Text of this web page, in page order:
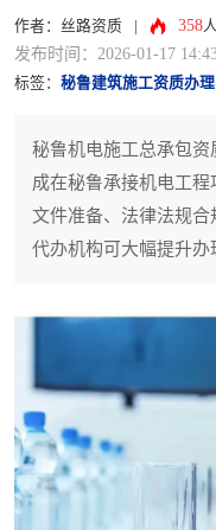
作者：丝路资质 358
发布时间：2026-01-17
标签： 秘鲁建筑施工资质办理
秘鲁机电施工总承包
成在秘鲁承接机电工
文件准备、法律法规
代办机构可大幅提升办